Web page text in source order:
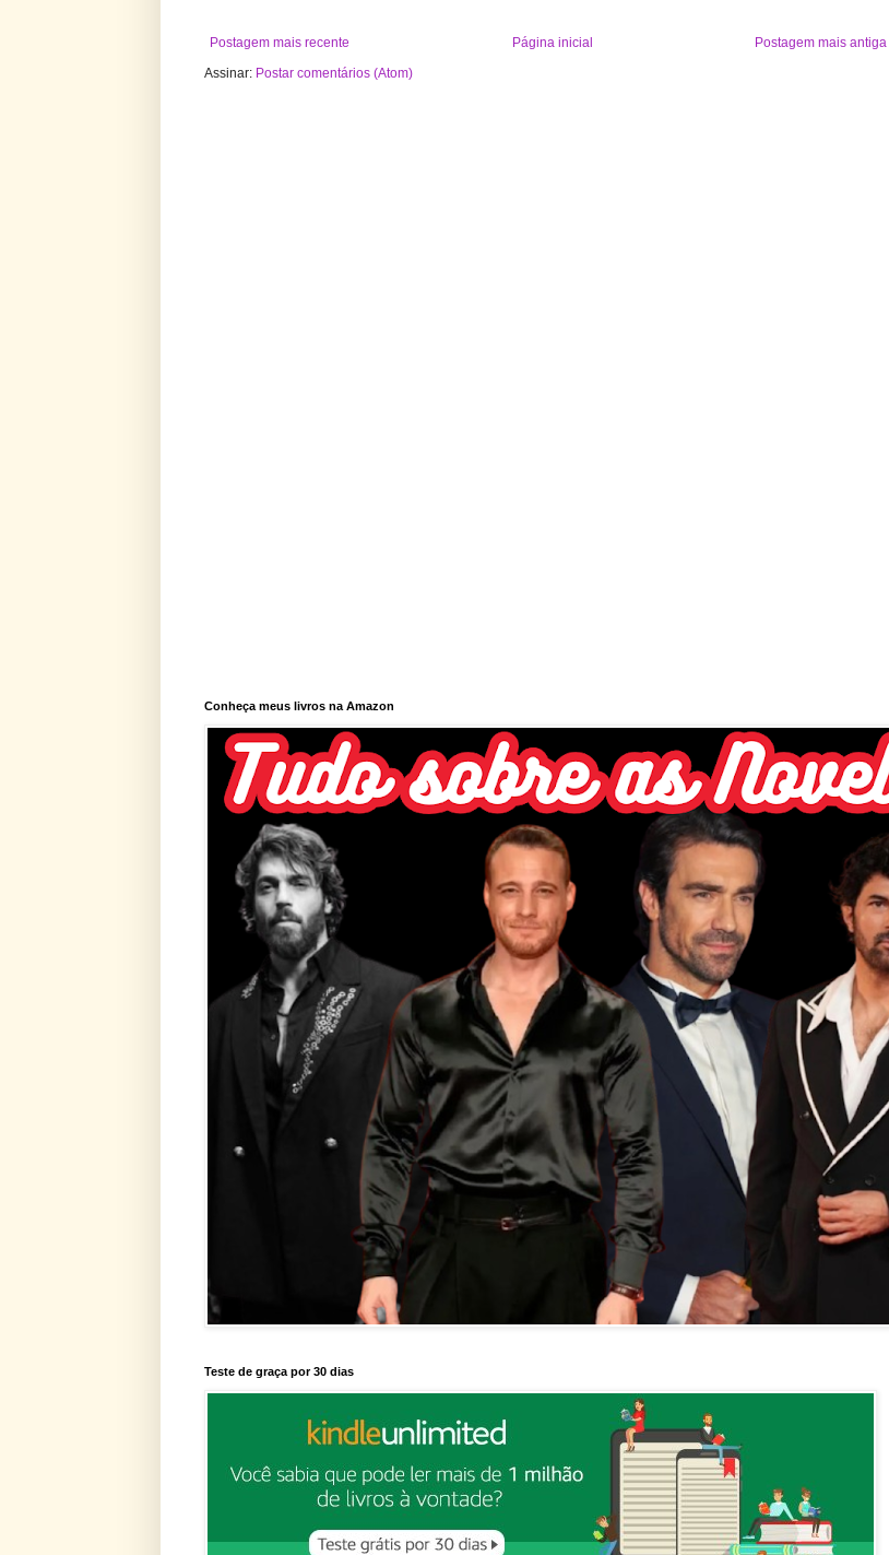
Postagem mais recente Postagem mais antiga
Página inicial
Assinar: Postar comentários (Atom)
Conheça meus livros na Amazon
Teste de graça por 30 dias